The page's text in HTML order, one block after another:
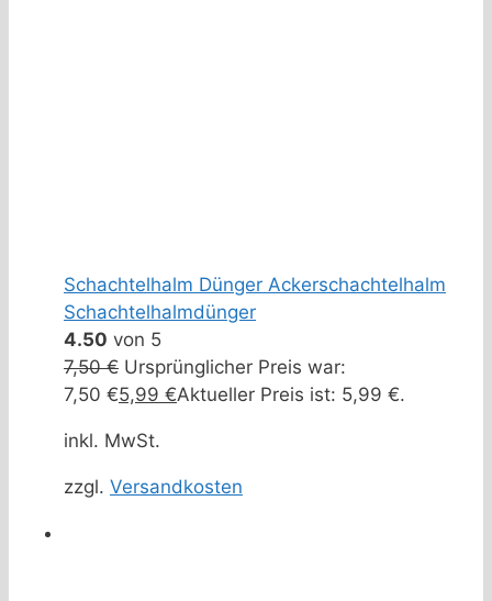
Schachtelhalm Dünger Ackerschachtelhalm
Schachtelhalmdünger
4.50 von 5
7,50€ Ursprünglicher Preis war:
7,50 €5,99 €Aktueller Preis ist: 5,99 €.
inkl. MwSt.
zzgl. Versandkosten